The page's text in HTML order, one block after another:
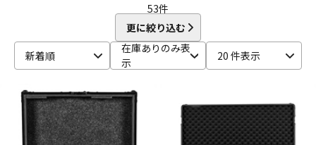
ドラム パーカッション
53件
更に絞り込む
新着順
在庫ありのみ表
示
20 件表示